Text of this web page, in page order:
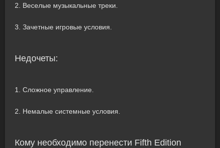
2. Веселые музыкальные треки.
3. Зачетные игровые условия.
Недочеты:
1. Сложное управление.
2. Немалые системные условия.
Кому необходимо перенести Fifth Edition